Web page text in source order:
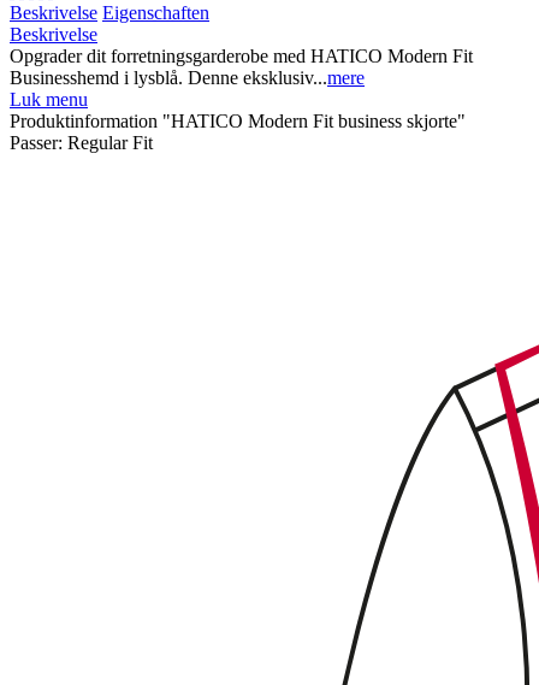
Beskrivelse Eigenschaften
Beskrivelse
Opgrader dit forretningsgarderobe med HATICO Modern Fit
Businesshemd i lysblå. Denne eksklusiv...mere
Luk menu
Produktinformation "HATICO Modern Fit business skjorte"
Passer: Regular Fit